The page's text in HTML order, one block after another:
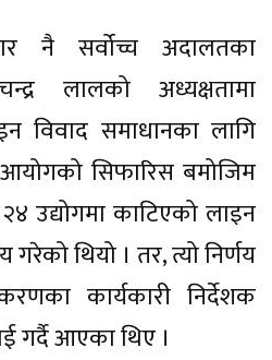
नै सर्वोच्च अदालतका
लालको अध्यक्षतामा
विवाद समाधानका लागि
सिफारिस बमोजिम
उद्योगमा काटिएको लाइन
गरेको थियो । तर, त्यो निर्णय
कार्यकारी निर्देशक
गर्दै आएका थिए ।